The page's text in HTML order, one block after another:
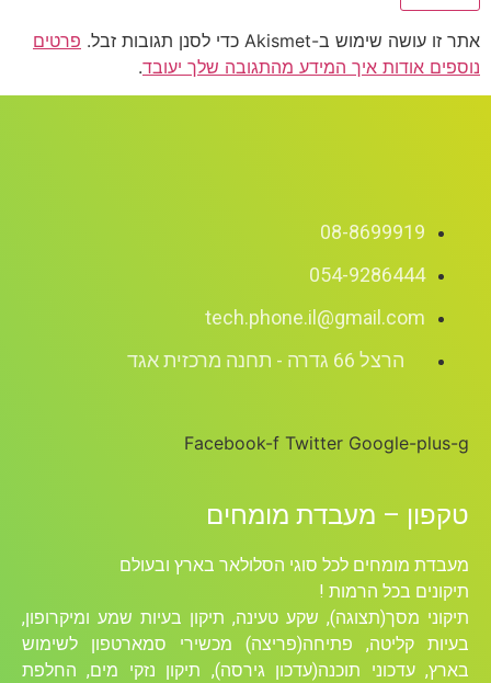
אתר זו עושה שימוש ב-Akismet כדי לסנן תגובות זבל.
פרטים
נוספים אודות איך המידע מהתגובה שלך יעובד.
08-8699919
054-9286444
tech.phone.il@gmail.com
הרצל 66 גדרה - תחנה מרכזית אגד
Facebook-f Twitter Google-plus-g
טקפון – מעבדת מומחים
מעבדת מומחים לכל סוגי הסלולאר בארץ ובעולם
תיקונים בכל הרמות !
תיקוני מסך(תצוגה), שקע טעינה, תיקון בעיות שמע ומיקרופון,
בעיות קליטה, פתיחה(פריצה) מכשירי סמארטפון לשימוש
בארץ, עדכוני תוכנה(עדכון גירסה), תיקון נזקי מים, החלפת